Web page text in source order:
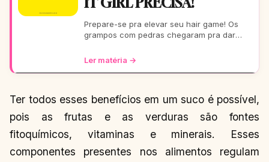
Prepare-se pra elevar seu hair game! Os
grampos com pedras chegaram pra dar
casual a uma festa b
Ler matéria →
Ter todos esses benefícios em um suco é possível,
pois as frutas e as verduras são fontes
fitoquímicos, vitaminas e minerais. Esses
componentes presentes nos alimentos regulam